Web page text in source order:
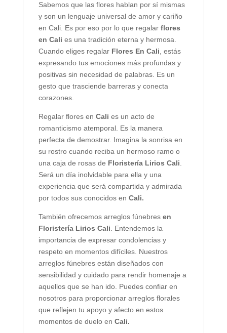
Sabemos que las flores hablan por sí mismas
y son un lenguaje universal de amor y cariño
en Cali. Es por eso por lo que regalar flores
en Cali es una tradición eterna y hermosa.
Cuando eliges regalar Flores En Cali, estás
expresando tus emociones más profundas y
positivas sin necesidad de palabras. Es un
gesto que trasciende barreras y conecta
corazones.
Regalar flores en Cali es un acto de
romanticismo atemporal. Es la manera
perfecta de demostrar. Imagina la sonrisa en
su rostro cuando reciba un hermoso ramo o
una caja de rosas de Floristería Lirios Cali.
Será un día inolvidable para ella y una
experiencia que será compartida y admirada
por todos sus conocidos en Cali.
También ofrecemos arreglos fúnebres en
Floristería Lirios Cali. Entendemos la
importancia de expresar condolencias y
respeto en momentos difíciles. Nuestros
arreglos fúnebres están diseñados con
sensibilidad y cuidado para rendir homenaje a
aquellos que se han ido. Puedes confiar en
nosotros para proporcionar arreglos florales
que reflejen tu apoyo y afecto en estos
momentos de duelo en Cali.